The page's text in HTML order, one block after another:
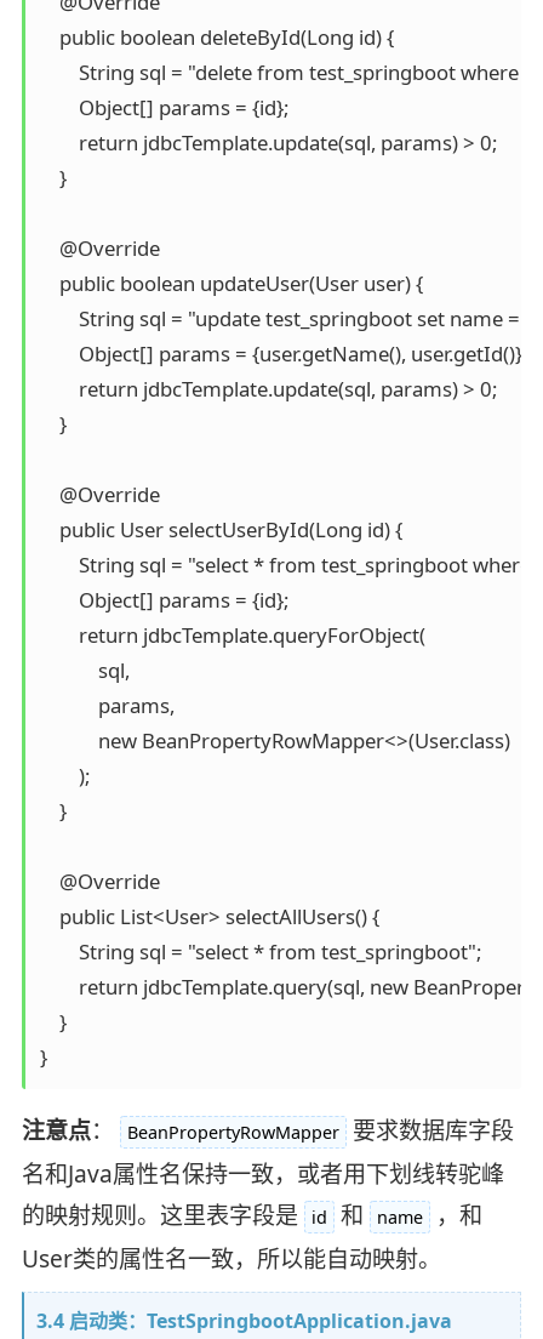
    public boolean deleteById(Long id) {
String sql = "delete from test_springboot where id
        Object[] params = {id};
        return jdbcTemplate.update(sql, params) > 0;
    }
    @Override
    public boolean updateUser(User user) {
String sql = "update test_springboot set name = ?
        Object[] params = {user.getName(), user.getId()};
        return jdbcTemplate.update(sql, params) > 0;
    }
    @Override
    public User selectUserById(Long id) {
String sql = "select * from test_springboot where
        Object[] params = {id};
        return jdbcTemplate.queryForObject(
            sql,
            params,
            new BeanPropertyRowMapper<>(User.class)
        );
    }
    @Override
    public List<User> selectAllUsers() {
        String sql = "select * from test_springboot";
return jdbcTemplate.query(sql, new
    }
}
注意点： BeanPropertyRowMapper
要求数据库字段
名和Java属性名保持一致，或者用下划线转驼峰
的映射规则。这里表字段是
id 和 name
，和
User类的属性名一致，所以能自动映射。
3.4 启动类：TestSpringbootApplication.java